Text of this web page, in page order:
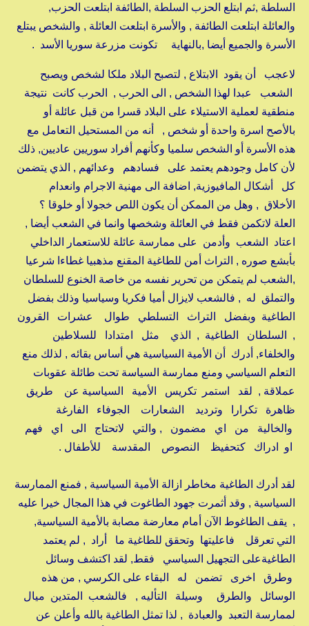
السلطة ,ثم ابتلع الحزب السلطة ,الطائفة ابتلعت الحزب,
والعائلة ابتلعت الطائفة , والأسرة ابتلعت العائلة , والشخص يبتلع
الأسرة والجميع أيضا ,بالنهاية تكونت مزرعة سوريا الأسد .
لاعجب أن يقود الابتلاع , لتصبح البلاد ملكا لشخص ويصبح
الشعب عبدا لهذا الشخص , الى الحرب , الحرب كانت نتيجة
منطقية لعملية الاستيلاء على البلاد قسرا من قبل عائلة أو
بالأصح اسرة واحدة أو شخص , أنه من المستحيل التعامل مع
هذه الأسرة أو الشخص سلميا وكأنهم أفراد سوريين عاديين, ذلك
لأن كامل وجودهم يعتمد على فسادهم وعدائهم , الذي يتضمن
كل أشكال المافيوزية, اضافة الى مهنية الاجرام وانعدام
الأخلاق , وهل من الممكن أن يكون اللص خجولا أو خلوقا ؟
العلة لاتكمن فقط في العائلة وشخصها وانما في الشعب أيضا ,
اعتاد الشعب وأدمن على ممارسة عائلة للاستعمار الداخلي
بأبشع صوره , التراث أمن للطاغية المقنع مذهبيا غطاءا شرعيا
,الشعب لم يتمكن من تحرير نفسه من خاصة الخنوع للسلطان
والتملق له , فالشعب لايزال أميا فكريا وسياسيا وذلك بفضل
الطاغية وبفضل التراث التسلطي طوال عشرات القرون
, السلطان الطاغية , الذي مثل امتدادا للسلاطين
والخلفاء, أدرك أن الأمية السياسية هي أساس بقائه , لذلك منع
التعلم السياسي ومنع ممارسة السياسة تحت طائلة عقوبات
عملاقة , لقد استمر تكريس الأمية السياسية عن طريق
ظاهرة تكرارا وترديد الشعارات الجوفاء الفارغة
والخالية من اي مضمون , والتي لاتحتاج الى اي فهم
او ادراك كتحفيظ النصوص المقدسة للأطفال .
لقد أدرك الطاغية مخاطر ازالة الأمية السياسية , فمنع الممارسة
السياسية , وقد أثمرت جهود الطاغوت في هذا المجال خيرا عليه
, يقف الطاغوط الآن أمام معارضة مصابة بالأمية السياسية,
التي تعرقل فاعليتها وتحقق للطاغية ما أراد , لم يعتمد
الطاغيةعلى التجهيل السياسي فقط, لقد اكتشف وسائل
وطرق اخرى تضمن له البقاء على الكرسي , من هذه
الوسائل والطرق وسيلة التأليه , فالشعب المتدين ميال
لممارسة التعبد والعبادة , لذا تمثل الطاغية بالله وأعلن عن